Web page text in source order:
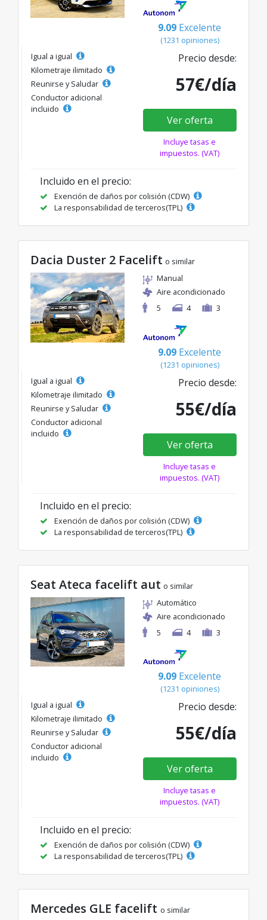
9.09 Excelente
(1231 opiniones)
Igual a igual
Kilometraje ilimitado
Reunirse y Saludar
Conductor adicional
incluido
Precio desde:
57€/día
Ver oferta
Incluye tasas e
impuestos. (VAT)
Incluido en el precio:
Exención de daños por colisión (CDW)
La responsabilidad de terceros(TPL)
Dacia Duster 2 Facelift o similar
Manual
Aire acondicionado
5
4 3
9.09 Excelente
(1231 opiniones)
Igual a igual
Kilometraje ilimitado
Reunirse y Saludar
Conductor adicional
incluido
Precio desde:
55€/día
Ver oferta
Incluye tasas e
impuestos. (VAT)
Incluido en el precio:
Exención de daños por colisión (CDW)
La responsabilidad de terceros(TPL)
Seat Ateca facelift aut o similar
Automático
Aire acondicionado
5
4 3
9.09 Excelente
(1231 opiniones)
Igual a igual
Kilometraje ilimitado
Reunirse y Saludar
Conductor adicional
incluido
Precio desde:
55€/día
Ver oferta
Incluye tasas e
impuestos. (VAT)
Incluido en el precio:
Exención de daños por colisión (CDW)
La responsabilidad de terceros(TPL)
Mercedes GLE facelift o similar